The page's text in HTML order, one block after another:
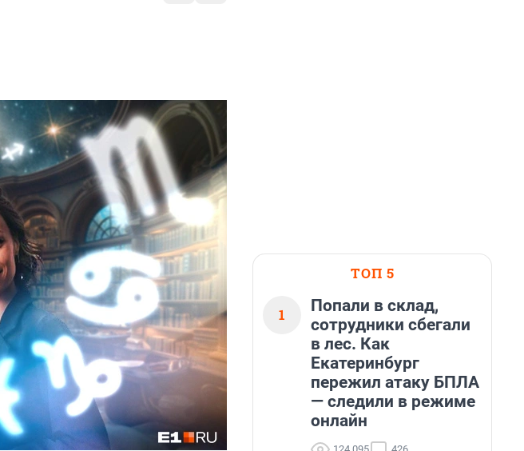
ТОП 5
1
Попали в склад,
сотрудники сбегали
в лес. Как
Екатеринбург
пережил атаку БПЛА
— следили в режиме
онлайн